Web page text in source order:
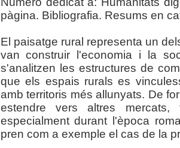
pàgina. Bibliografia. Resums en
El paisatge rural representa un
van construir l'economia i la
s'analitzen les estructures de
que els espais rurals es
amb territoris més allunyats. De
estendre vers altres mercats,
especialment durant l'època
pren com a exemple el cas de la